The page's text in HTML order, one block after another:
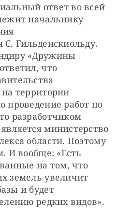
ответ во всей
начальнику
С. Гильденскиольду.
«Дружины
что
территории
проведение работ по
разработчиком
министерство
области. Поэтому
И вообще: «Есть
на том, что
земель увеличит
и будет
редких видов».